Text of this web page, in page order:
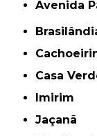
Avenida
Casa
Imirim
Jaçanã